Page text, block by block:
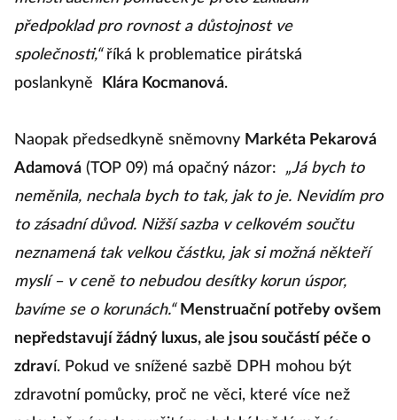
předpoklad pro rovnost a důstojnost ve
společnosti,“říká k problematice pirátská
poslankyně
Klára Kocmanová.
Naopak předsedkyně sněmovny Markéta Pekarová
Adamová (TOP 09) má opačný názor:
„Já bych to
neměnila, nechala bych to tak, jak to je. Nevidím pro
to zásadní důvod. Nižší sazba v celkovém součtu
neznamená tak velkou částku, jak si možná někteří
myslí – v ceně to nebudou desítky korun úspor,
bavíme se o korunách.“ Menstruační potřeby ovšem
nepředstavují žádný luxus, ale jsou součástí péče o
zdraví. Pokud ve snížené sazbě DPH mohou být
zdravotní pomůcky, proč ne věci, které více než